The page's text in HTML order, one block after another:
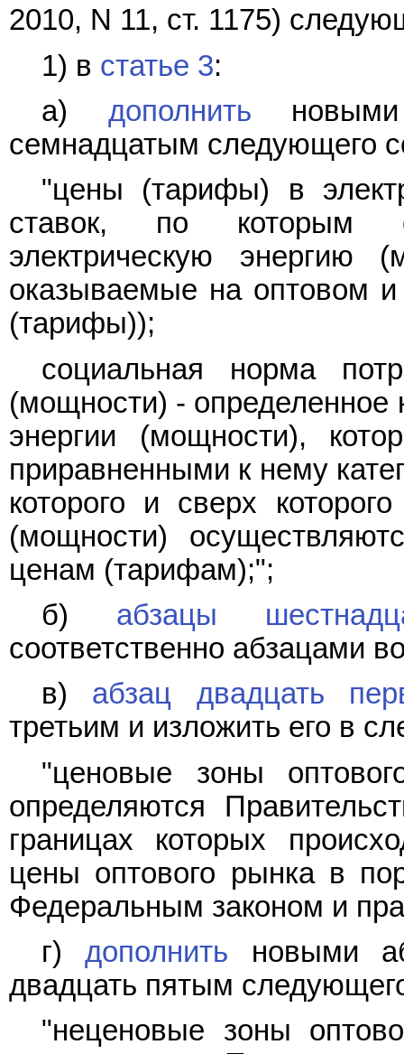
2010, N 11, ст. 1175)
1) в статье 3:
а) дополнить
семнадцатым следующего
"цены (тарифы) в
ставок, по которым
электрическую энергию
оказываемые на оптовом
(тарифы));
социальная норма
(мощности) - определенное
энергии (мощности),
приравненными к нему
которого и сверх
(мощности)
ценам (тарифам);";
б) абзацы
соответственно абзацами
в) абзац двадцать
третьим и изложить его в
"ценовые зоны
определяются
границах которых
цены оптового рынка в
Федеральным законом и
г)дополнить новыми
двадцать пятым
"неценовые зоны